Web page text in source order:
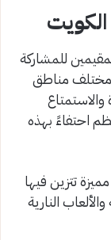
الكويت
للمشاركة
مختلف مناطق
احتفاءً بهذه
تتزين فيها
النارية